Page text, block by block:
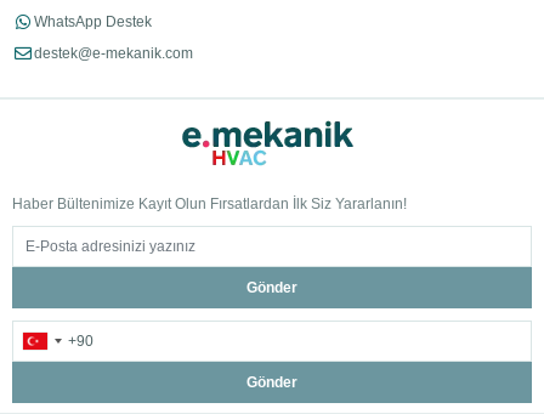
WhatsApp Destek
destek@e-mekanik.com
Haber Bültenimize Kayıt Olun Fırsatlardan İlk Siz Yararlanın!
Gönder
Gönder